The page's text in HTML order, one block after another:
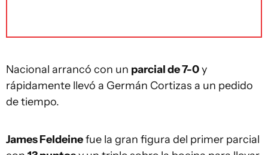
Nacional arrancó con un parcial de 7-0y
rápidamente llevó a Germán Cortizas a un pedido
de tiempo.
James Feldeinefue la gran figura del primer parcial